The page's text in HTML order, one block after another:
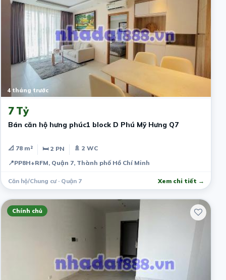
4 tháng trước
7 Tỷ
Bán căn hộ hưng phúc1 block D Phú Mỹ Hưng Q7
📐 78 m² 🛏 2 PN
🚿 2 WC
📍PP8H+RFM, Quận 7, Thành phố Hồ Chí Minh
Căn hộ/Chung cư · Quận 7 Xem chi tiết →
Chính chủ